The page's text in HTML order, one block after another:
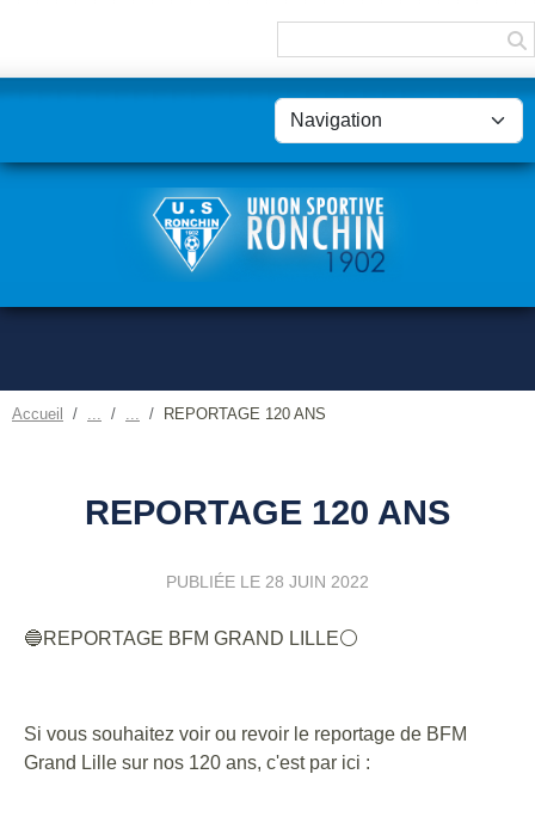
Accueil REPORTAGE 120 ANS
REPORTAGE 120 ANS
PUBLIÉE LE 28 JUIN 2022
🔵REPORTAGE BFM GRAND LILLE⚪
Si vous souhaitez voir ou revoir le reportage de BFM
Grand Lille sur nos 120 ans, c'est par ici :